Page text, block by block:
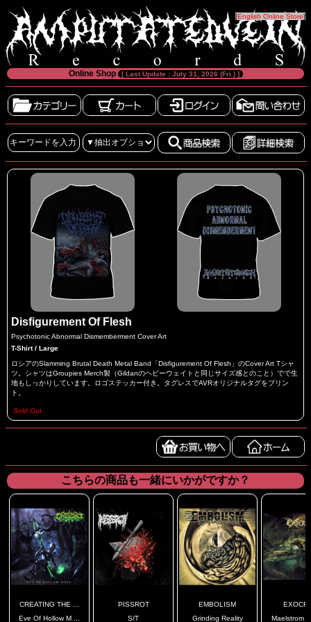
[English Online Store]
Online Shop [ Last Update : July 31, 2026 (Fri.) ]
Disfigurement Of Flesh
Psychotonic Abnormal Dismemberment Cover Art
T-Shirt / Large
ロシアのSlamming Brutal Death Metal Band「Disfigurement Of Flesh」のCover Art Tシャ
ツ。シャツはGroupies Merch製（Gildanのヘビーウェイトと同じサイズ感とのこと）でで生
地もしっかりしています。ロゴステッカー付き。タグレスでAVRオリジナルタグをプリン
ト。
Sold Out
こちらの商品も一緒にいかがですか？
CREATING THE ...
Eve Of Hollow M ...
PISSROT
S/T
EMBOLISM
Grinding Reality
Maelstrom